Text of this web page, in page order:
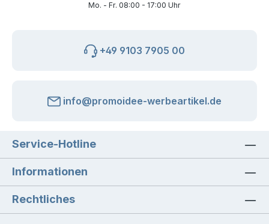
Mo. - Fr. 08:00 - 17:00 Uhr
+49 9103 7905 00
info@promoidee-werbeartikel.de
Service-Hotline
Informationen
Rechtliches